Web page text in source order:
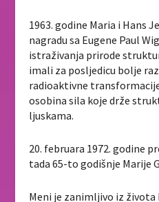
1963. godine Maria i Hans
nagradu sa Eugene Paul
istraživanja prirode
imali za posljedicu bolje
radioaktivne
osobina sila koje drže
ljuskama.
20. februara 1972. godine
tada 65-to godišnje Marije
Meni je zanimljivo iz